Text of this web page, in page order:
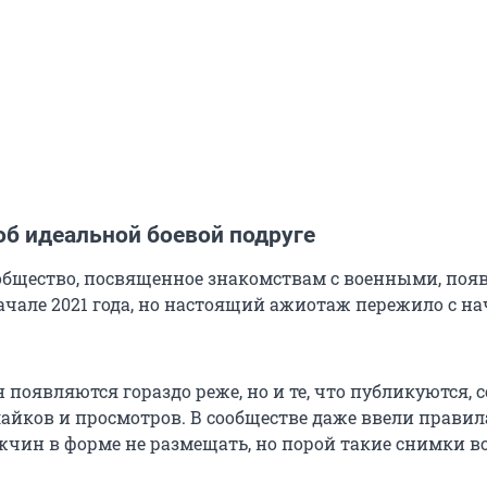
идеальной боевой подруге
посвященное знакомствам с военными,
2021 года, но настоящий ажиотаж пережило с
гораздо реже, но и те, что публикуются,
и просмотров. В сообществе даже ввели
в форме не размещать, но порой такие снимки